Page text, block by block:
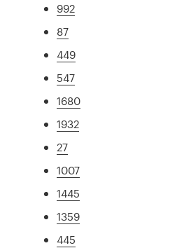
992
87
449
547
1680
1932
27
1007
1445
1359
445